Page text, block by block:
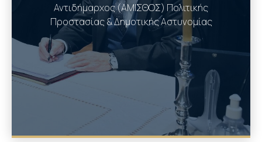
Αντιδήμαρχος (ΑΜΙΣΘΟΣ) Πολιτικής
Προστασίας & Δημοτικής Αστυνομίας